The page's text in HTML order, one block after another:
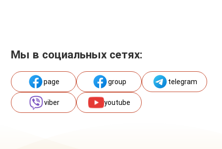
Мы в социальных сетях:
page group telegram
viber youtube